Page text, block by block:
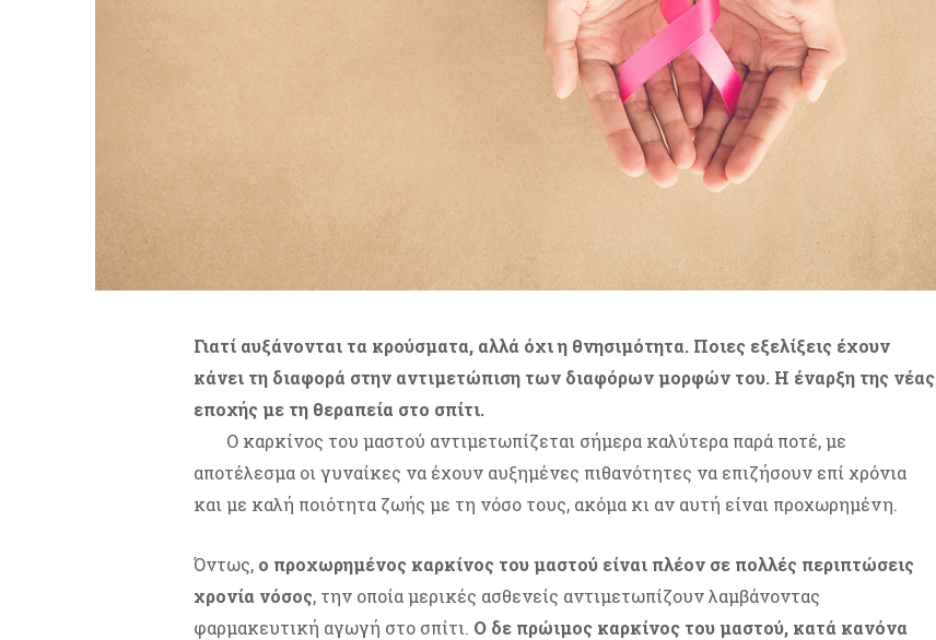
Γιατί αυξάνονται τα κρούσματα, αλλά όχι η θνησιμότητα. Ποιες εξελίξεις έχουν
κάνει τη διαφορά στην αντιμετώπιση των διαφόρων μορφών του. Η έναρξη της νέας
εποχής με τη θεραπεία στο σπίτι.
Ο καρκίνος του μαστού αντιμετωπίζεται σήμερα καλύτερα παρά ποτέ, με
αποτέλεσμα οι γυναίκες να έχουν αυξημένες πιθανότητες να επιζήσουν επί χρόνια
και με καλή ποιότητα ζωής με τη νόσο τους, ακόμα κι αν αυτή είναι προχωρημένη.
Όντως, ο προχωρημένος καρκίνος του μαστού είναι πλέον σε πολλές περιπτώσεις
χρονία νόσος, την οποία μερικές ασθενείς αντιμετωπίζουν λαμβάνοντας
φαρμακευτική αγωγή στο σπίτι. Ο δε πρώιμος καρκίνος του μαστού, κατά κανόνα